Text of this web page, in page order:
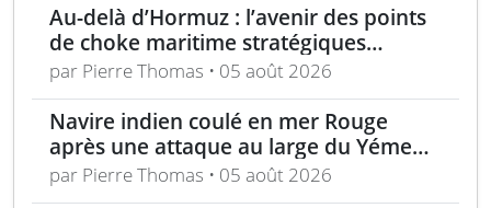
Au-delà d’Hormuz : l’avenir des points
de choke maritime stratégiques
mondiaux
par Pierre Thomas • 05 août 2026
Navire indien coulé en mer Rouge
après une attaque au large du Yémen,
équipage sauvé
par Pierre Thomas • 05 août 2026